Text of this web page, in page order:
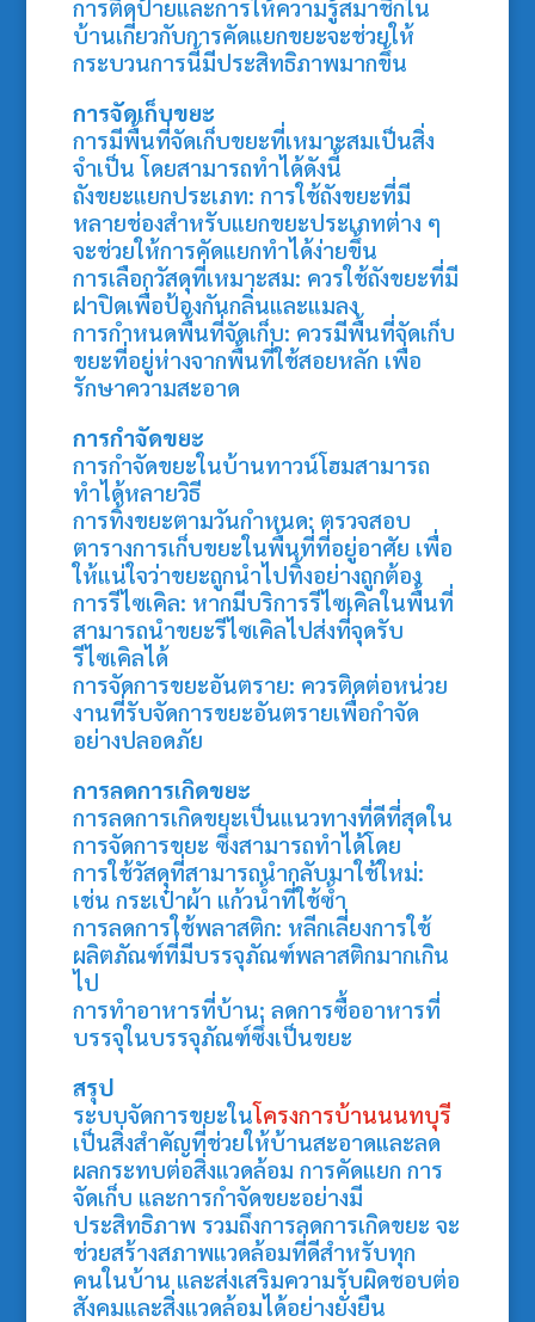
การติดป้ายและการให้ความรู้สมาชิกใน
บ้านเกี่ยวกับการคัดแยกขยะจะช่วยให้
กระบวนการนี้มีประสิทธิภาพมากขึ้น
การจัดเก็บขยะ
การมีพื้นที่จัดเก็บขยะที่เหมาะสมเป็นสิ่ง
จำเป็น โดยสามารถทำได้ดังนี้
ถังขยะแยกประเภท: การใช้ถังขยะที่มี
หลายช่องสำหรับแยกขยะประเภทต่าง ๆ
จะช่วยให้การคัดแยกทำได้ง่ายขึ้น
การเลือกวัสดุที่เหมาะสม: ควรใช้ถังขยะที่มี
ฝาปิดเพื่อป้องกันกลิ่นและแมลง
การกำหนดพื้นที่จัดเก็บ: ควรมีพื้นที่จัดเก็บ
ขยะที่อยู่ห่างจากพื้นที่ใช้สอยหลัก เพื่อ
รักษาความสะอาด
การกำจัดขยะ
การกำจัดขยะในบ้านทาวน์โฮมสามารถ
ทำได้หลายวิธี
การทิ้งขยะตามวันกำหนด: ตรวจสอบ
ตารางการเก็บขยะในพื้นที่ที่อยู่อาศัย เพื่อ
ให้แน่ใจว่าขยะถูกนำไปทิ้งอย่างถูกต้อง
การรีไซเคิล: หากมีบริการรีไซเคิลในพื้นที่
สามารถนำขยะรีไซเคิลไปส่งที่จุดรับ
รีไซเคิลได้
การจัดการขยะอันตราย: ควรติดต่อหน่วย
งานที่รับจัดการขยะอันตรายเพื่อกำจัด
อย่างปลอดภัย
การลดการเกิดขยะ
การลดการเกิดขยะเป็นแนวทางที่ดีที่สุดใน
การจัดการขยะ ซึ่งสามารถทำได้โดย
การใช้วัสดุที่สามารถนำกลับมาใช้ใหม่:
เช่น กระเป๋าผ้า แก้วน้ำที่ใช้ซ้ำ
การลดการใช้พลาสติก: หลีกเลี่ยงการใช้
ผลิตภัณฑ์ที่มีบรรจุภัณฑ์พลาสติกมากเกิน
ไป
การทำอาหารที่บ้าน: ลดการซื้ออาหารที่
บรรจุในบรรจุภัณฑ์ซึ่งเป็นขยะ
สรุป
ระบบจัดการขยะในโครงการบ้านนนทบุรี
เป็นสิ่งสำคัญที่ช่วยให้บ้านสะอาดและลด
ผลกระทบต่อสิ่งแวดล้อม การคัดแยก การ
จัดเก็บ และการกำจัดขยะอย่างมี
ประสิทธิภาพ รวมถึงการลดการเกิดขยะ จะ
ช่วยสร้างสภาพแวดล้อมที่ดีสำหรับทุก
คนในบ้าน และส่งเสริมความรับผิดชอบต่อ
สังคมและสิ่งแวดล้อมได้อย่างยั่งยืน